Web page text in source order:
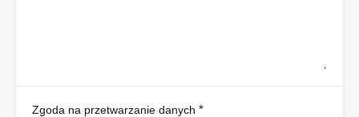
Zgoda na przetwarzanie danych *